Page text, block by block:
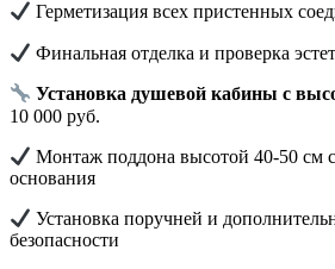
Герметизация всех пристенных
Финальная отделка и проверка
Установка душевой кабины с
10 000 руб.
Монтаж поддона высотой 40-50 см
основания
Установка поручней и
безопасности